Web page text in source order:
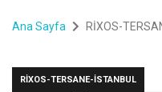
Ana Sayfa RİXOS-
RİXOS-TERSANE-İSTANBUL